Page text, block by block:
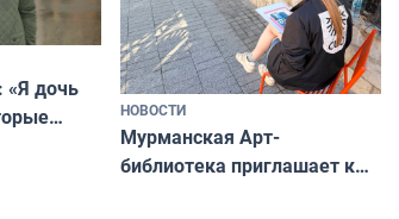
«Я дочь
НОВОСТИ
Мурманская Арт-
библиотека приглашает к